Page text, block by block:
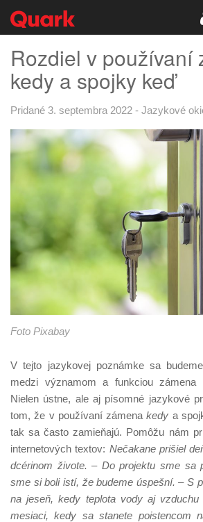
Rozdiel v používaní
kedy a spojky keď
Pridané 3. septembra 2022 - Jazykové
Foto Pixabay
V tejto jazykovej poznámke sa
medzi významom a funkciou zámena
Nielen ústne, ale aj písomné jazykové
tom, že v používaní zámenakedy a
tak sa často zamieňajú. Pomôžu nám
internetových textov: Nečakane prišiel
dcérinom živote. – Do projektu sme sa
sme si boli istí, že budeme úspešní. – S
na jeseň, kedy teplota vody aj
mesiaci, kedy sa stanete poistencom